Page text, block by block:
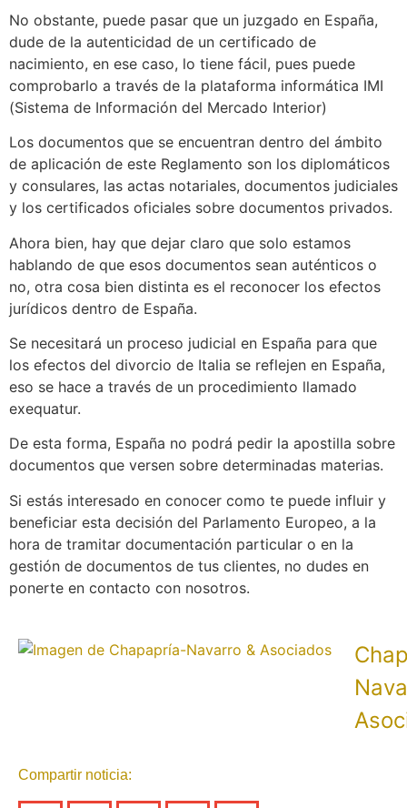
No obstante, puede pasar que un juzgado en España,
dude de la autenticidad de un certificado de
nacimiento, en ese caso, lo tiene fácil, pues puede
comprobarlo a través de la plataforma informática IMI
(Sistema de Información del Mercado Interior)
Los documentos que se encuentran dentro del ámbito
de aplicación de este Reglamento son los diplomáticos
y consulares, las actas notariales, documentos judiciales
y los certificados oficiales sobre documentos privados.
Ahora bien, hay que dejar claro que solo estamos
hablando de que esos documentos sean auténticos o
no, otra cosa bien distinta es el reconocer los efectos
jurídicos dentro de España.
Se necesitará un proceso judicial en España para que
los efectos del divorcio de Italia se reflejen en España,
eso se hace a través de un procedimiento llamado
exequatur.
De esta forma, España no podrá pedir la apostilla sobre
documentos que versen sobre determinadas materias.
Si estás interesado en conocer como te puede influir y
beneficiar esta decisión del Parlamento Europeo, a la
hora de tramitar documentación particular o en la
gestión de documentos de tus clientes, no dudes en
ponerte en contacto con nosotros.
Compartir noticia: